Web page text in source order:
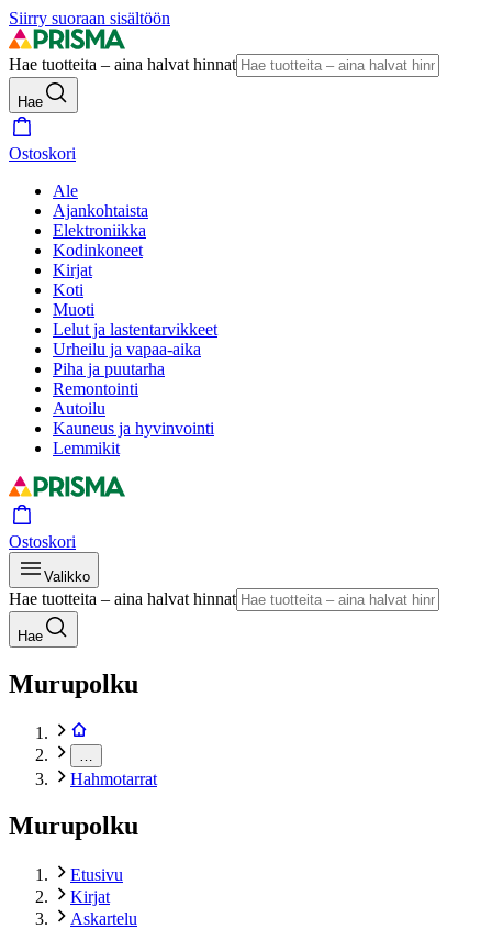
Siirry suoraan sisältöön
Hae tuotteita – aina halvat hinnat
Hae
Ostoskori
Ale
Ajankohtaista
Elektroniikka
Kodinkoneet
Kirjat
Koti
Muoti
Lelut ja lastentarvikkeet
Urheilu ja vapaa-aika
Piha ja puutarha
Remontointi
Autoilu
Kauneus ja hyvinvointi
Lemmikit
Ostoskori
Valikko
Hae tuotteita – aina halvat hinnat
Hae
Murupolku
Hahmotarrat
Murupolku
Etusivu
Kirjat
Askartelu